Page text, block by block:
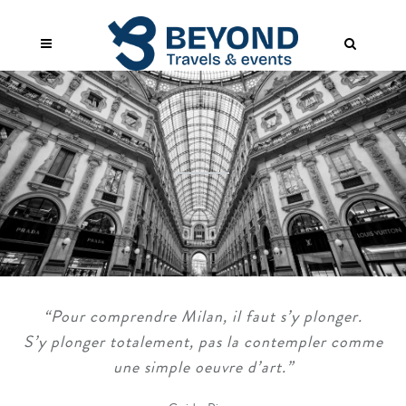
“Pour comprendre Milan, il faut s’y plonger.
S’y plonger totalement, pas la contempler comme
une simple oeuvre d’art.”